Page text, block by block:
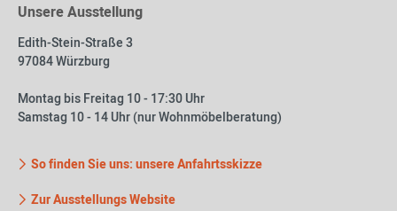
Unsere Ausstellung
Edith-Stein-Straße 3
97084 Würzburg
Montag bis Freitag 10 - 17:30 Uhr
Samstag 10 - 14 Uhr (nur Wohnmöbelberatung)
So finden Sie uns: unsere Anfahrtsskizze
Zur Ausstellungs Website